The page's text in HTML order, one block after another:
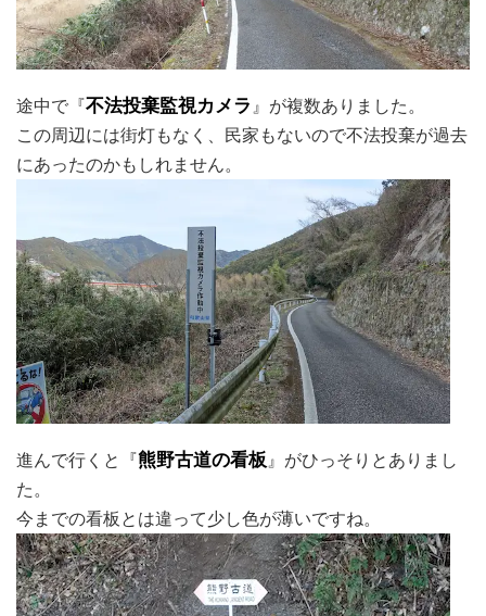
途中で『不法投棄監視カメラ 』が複数ありました。
この周辺には街灯もなく、民家もないので不法投棄が過去
にあったのかもしれません。
進んで行くと『熊野古道の看板』がひっそりとありまし
た。
今までの看板とは違って少し色が薄いですね。